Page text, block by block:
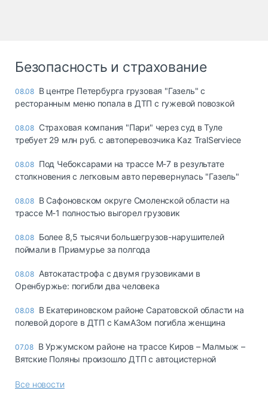
Безопасность и страхование
08.08 В центре Петербурга грузовая "Газель" с
ресторанным меню попала в ДТП с гужевой повозкой
08.08 Страховая компания "Пари" через суд в Туле
требует 29 млн руб. с автоперевозчика Kaz TralServiece
08.08 Под Чебоксарами на трассе М-7 в результате
столкновения с легковым авто перевернулась "Газель"
08.08 В Сафоновском округе Смоленской области на
трассе М-1 полностью выгорел грузовик
08.08 Более 8,5 тысячи большегрузов-нарушителей
поймали в Приамурье за полгода
08.08 Автокатастрофа с двумя грузовиками в
Оренбуржье: погибли два человека
08.08 В Екатериновском районе Саратовской области на
полевой дороге в ДТП с КамАЗом погибла женщина
07.08 В Уржумском районе на трассе Киров – Малмыж –
Вятские Поляны произошло ДТП с автоцистерной
Все новости